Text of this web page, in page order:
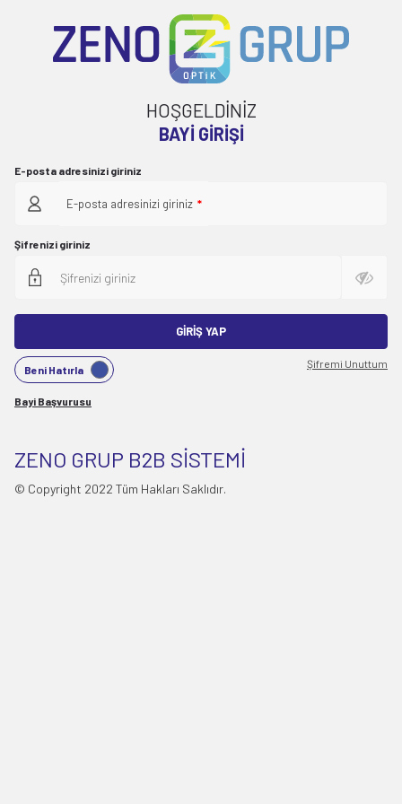
HOŞGELDİNİZ
BAYI GIRIŞI
E-posta adresinizi giriniz
E-posta adresinizi giriniz *
Şifrenizi giriniz
GIRIŞ YAP
Beni Hatırla Şifremi Unuttum
Bayi Başvurusu
ZENO GRUP B2B SİSTEMİ
© Copyright 2022 Tüm Hakları Saklıdır.